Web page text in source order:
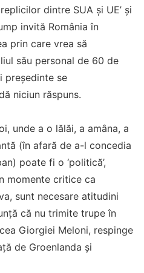
dintre SUA și UE’ și
invită România în
prin care vrea să
său personal de 60 de
președinte se
niciun răspuns.
unde a o lălăi, a amâna, a
(în afară de a-l concedia
poate fi o ‘politică’,
momente critice ca
sunt necesare atitudini
că nu trimite trupe în
Giorgiei Meloni, respinge
de Groenlanda și